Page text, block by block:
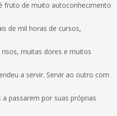
fruto de muito autoconhecimento
de mil horas de cursos,
muitas dores e muitos
a servir. Servir ao outro com
passarem por suas próprias